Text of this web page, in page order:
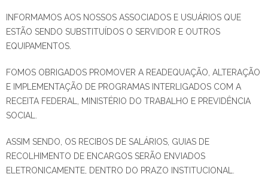
INFORMAMOS AOS NOSSOS ASSOCIADOS E USUÁRIOS QUE
ESTÃO SENDO SUBSTITUÍDOS O SERVIDOR E OUTROS
EQUIPAMENTOS.
FOMOS OBRIGADOS PROMOVER A READEQUAÇÃO, ALTERAÇÃO
E IMPLEMENTAÇÃO DE PROGRAMAS INTERLIGADOS COM A
RECEITA FEDERAL, MINISTÉRIO DO TRABALHO E PREVIDÊNCIA
SOCIAL.
ASSIM SENDO, OS RECIBOS DE SALÁRIOS, GUIAS DE
RECOLHIMENTO DE ENCARGOS SERÃO ENVIADOS
ELETRONICAMENTE, DENTRO DO PRAZO INSTITUCIONAL.